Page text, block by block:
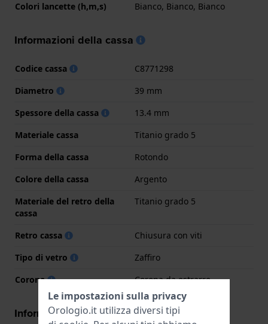
Colori lancette (h,m,s)
Bianco, Bianco, Bianco
Informazioni della cassa
Codice cassa
C8771298
Diametro
39 mm
Spessore della cassa
13.4 mm
Materiale cassa
Titanio grado 5
Forma della cassa
Rotondo
Colore della cassa
Argento
Materiale del retro della
cassa
Titanio grado 5
Retro cassa
Chiusura con viti
Tipo di vetro
Zaffiro
Corona
Corona da estrarre
Informazioni del movimento
Le impostazioni sulla privacy
Orologio.it utilizza diversi tipi